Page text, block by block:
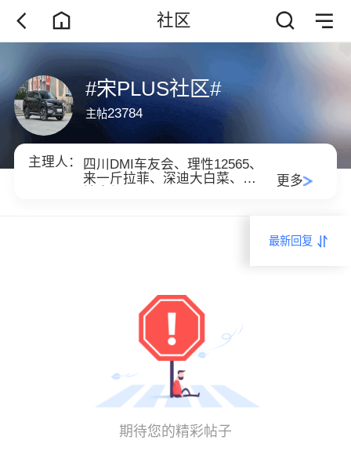
社区
#宋PLUS社区#
主帖23784
主理人： 四川DMI车友会、理性12565、
来一斤拉菲、深迪大白菜、 余
更多
最新回复
期待您的精彩帖子